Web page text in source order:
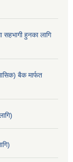
सहभागी हुनका लागि
बैक मार्फत